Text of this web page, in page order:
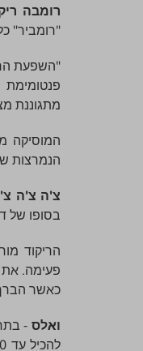
רומבה
"רומביר"
מתגוננת
המוסיקה
הנמרצות
צ'ה צ'ה
בסופו של
הריקוד
כאשר
ואלס